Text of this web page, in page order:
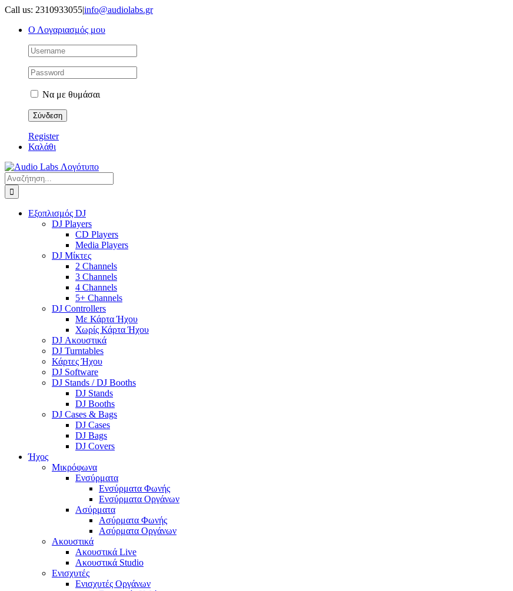
Μετάβαση
περιεχόμενο
Call us: 2310933055|info@audiolabs.gr
Ο Λογαριασμός μου
Να με θυμάσαι
Register
Καλάθι
Αναζήτηση
για:
Εξοπλισμός DJ
DJ Players
CD Players
Media Players
DJ Μίκτες
2 Channels
3 Channels
4 Channels
5+ Channels
DJ Controllers
Με Κάρτα Ήχου
Χωρίς Κάρτα Ήχου
DJ Ακουστικά
DJ Turntables
Κάρτες Ήχου
DJ Software
DJ Stands / DJ Booths
DJ Stands
DJ Booths
DJ Cases & Bags
DJ Cases
DJ Bags
DJ Covers
Ήχος
Μικρόφωνα
Ενσύρματα
Ενσύρματα Φωνής
Ενσύρματα Οργάνων
Ασύρματα
Ασύρματα Φωνής
Ασύρματα Οργάνων
Ακουστικά
Ακουστικά Live
Ακουστικά Studio
Ενισχυτές
Ενισχυτές Οργάνων